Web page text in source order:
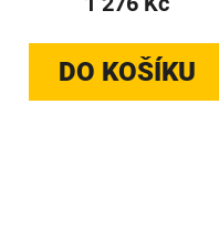
DO KOŠÍKU